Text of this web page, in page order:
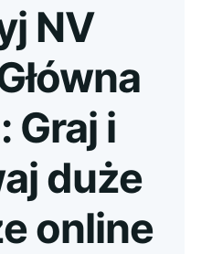
NV
Graj i
duże
online